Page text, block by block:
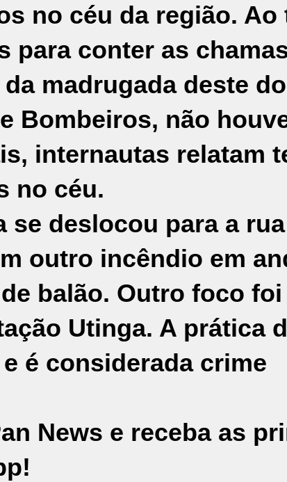
no céu da região. Ao
para conter as
madrugada deste
Bombeiros, não
internautas relatam
no céu.
deslocou para a
outro incêndio em
balão. Outro foco foi
Utinga. A prática
é considerada crime
News e receba as